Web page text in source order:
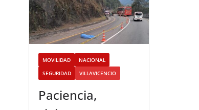
MOVILIDAD
NACIONAL
SEGURIDAD
VILLAVICENCIO
Paciencia,